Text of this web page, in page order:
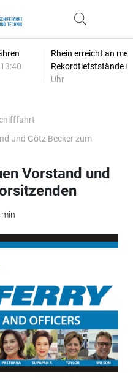
Rhein erreicht an
Rekordtiefststände
Uhr
und Götz Becker zum
Vorstand und